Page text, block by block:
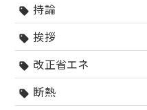
sell 持論
sell 挨拶
sell 改正省エネ
sell 断熱